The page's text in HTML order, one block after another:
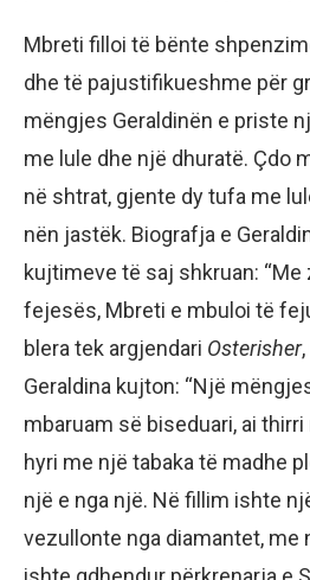
Mbreti filloi të bënte
dhe të pajustifikueshme për
mëngjes Geraldinën e priste
me lule dhe një dhuratë. Çdo
në shtrat, gjente dy tufa me
nën jastëk. Biografja e
kujtimeve të saj shkruan:
fejesës, Mbreti e mbuloi të
blera tek argjendari Osterisher
Geraldina kujton: “Një
mbaruam së biseduari, ai
hyri me një tabaka të madhe
një e nga një. Në fillim ishte
vezullonte nga diamantet, me